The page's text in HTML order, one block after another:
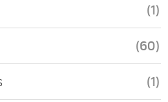
(1)
(60)
(1)